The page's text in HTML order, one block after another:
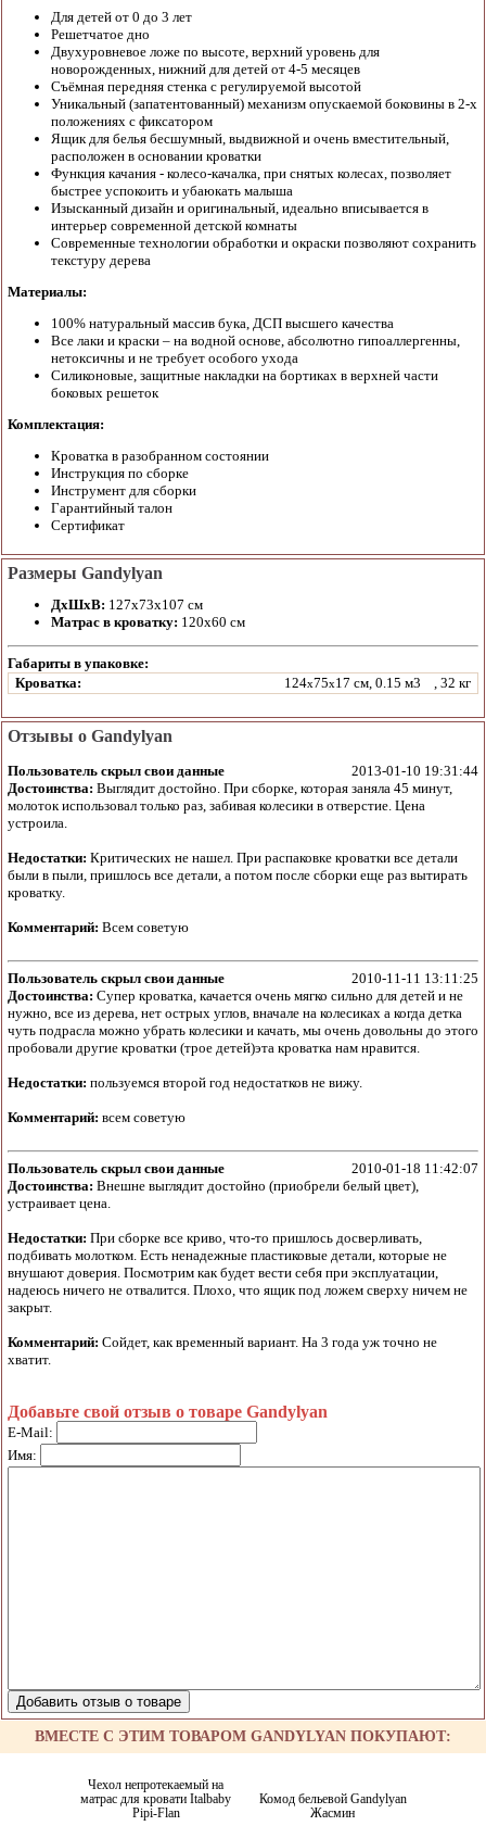
Для детей от 0 до 3 лет
Решетчатое дно
Двухуровневое ложе по высоте, верхний уровень для
новорожденных, нижний для детей от 4-5 месяцев
Съёмная передняя стенка с регулируемой высотой
Уникальный (запатентованный) механизм опускаемой боковины в 2-х
положениях с фиксатором
Ящик для белья бесшумный, выдвижной и очень вместительный,
расположен в основании кроватки
Функция качания - колесо-качалка, при снятых колесах, позволяет
быстрее успокоить и убаюкать малыша
Изысканный дизайн и оригинальный, идеально вписывается в
интерьер современной детской комнаты
Современные технологии обработки и окраски позволяют сохранить
текстуру дерева
Материалы:
100% натуральный массив бука, ДСП высшего качества
Все лаки и краски – на водной основе, абсолютно гипоаллергенны,
нетоксичны и не требует особого ухода
Силиконовые, защитные накладки на бортиках в верхней части
боковых решеток
Комплектация:
Кроватка в разобранном состоянии
Инструкция по сборке
Инструмент для сборки
Гарантийный талон
Сертификат
Размеры Gandylyan
ДхШхВ: 127x73x107 см
Матрас в кроватку: 120х60 см
Габариты в упаковке:
Кроватка:
124x75x17 см, 0.15 м3 , 32 кг
Отзывы о Gandylyan
Пользователь скрыл свои данные
2013-01-10 19:31:44
Достоинства: Выглядит достойно. При сборке, которая заняла 45 минут,
молоток использовал только раз, забивая колесики в отверстие. Цена
устроила.
Недостатки: Критических не нашел. При распаковке кроватки все детали
были в пыли, пришлось все детали, а потом после сборки еще раз вытирать
кроватку.
Комментарий: Всем советую
Пользователь скрыл свои данные
2010-11-11 13:11:25
Достоинства: Супер кроватка, качается очень мягко сильно для детей и не
нужно, все из дерева, нет острых углов, вначале на колесиках а когда детка
чуть подрасла можно убрать колесики и качать, мы очень довольны до этого
пробовали другие кроватки (трое детей)эта кроватка нам нравится.
Недостатки: пользуемся второй год недостатков не вижу.
Комментарий: всем советую
Пользователь скрыл свои данные
2010-01-18 11:42:07
Достоинства: Внешне выглядит достойно (приобрели белый цвет),
устраивает цена.
Недостатки: При сборке все криво, что-то пришлось досверливать,
подбивать молотком. Есть ненадежные пластиковые детали, которые не
внушают доверия. Посмотрим как будет вести себя при эксплуатации,
надеюсь ничего не отвалится. Плохо, что ящик под ложем сверху ничем не
закрыт.
Комментарий: Сойдет, как временный вариант. На 3 года уж точно не
хватит.
Добавьте свой отзыв о товаре Gandylyan
E-Mail:
Имя:
ВМЕСТЕ С ЭТИМ ТОВАРОМ GANDYLYAN ПОКУПАЮТ:
Чехол непротекаемый на
матрас для кровати Italbaby
Pipi-Flan
Комод бельевой Gandylyan
Жасмин